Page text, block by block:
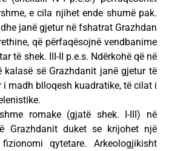
e cila njihet ende shumë pak.
janë gjetur në fshatrat Grazhdan
që përfaqësojnë vendbanime
të shek. III-II p.e.s. Ndërkohë që në
së Grazhdanit janë gjetur të
i madh blloqesh kuadratike, të cilat i
romake (gjatë shek. I-III) në
Grazhdanit duket se krijohet një
qytetare. Arkeologjikisht